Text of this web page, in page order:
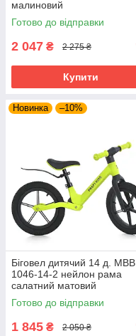
малиновий
Готово до відправки
2 047 ₴ 2 275 ₴
Купити
Новинка –10%
Біговел дитячий 14 д. MBB
1046-14-2 нейлон рама
салатний матовий
Готово до відправки
1 845 ₴ 2 050 ₴